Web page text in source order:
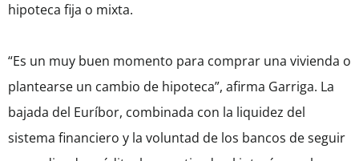
hipoteca fija o mixta.
“Es un muy buen momento para comprar una vivienda o
plantearse un cambio de hipoteca”, afirma Garriga. La
bajada del Euríbor, combinada con la liquidez del
sistema financiero y la voluntad de los bancos de seguir